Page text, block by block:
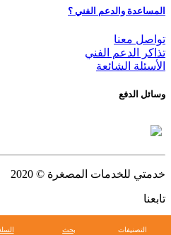
المساعدة والدعم الفني ؟
تواصل معنا
تذاكر الدعم الفني
الأسئلة الشائعة
وسائل الدفع
خدمتي للخدمات المصغرة © 2020
تابعنا
التصنيفات بحث